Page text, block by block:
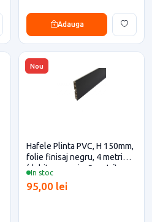
Adauga
Nou
In stoc
Hafele Plinta PVC, H 150mm,
folie finisaj negru, 4 metri
(debitare maxim 3 metri)
eficiente
95,00 lei